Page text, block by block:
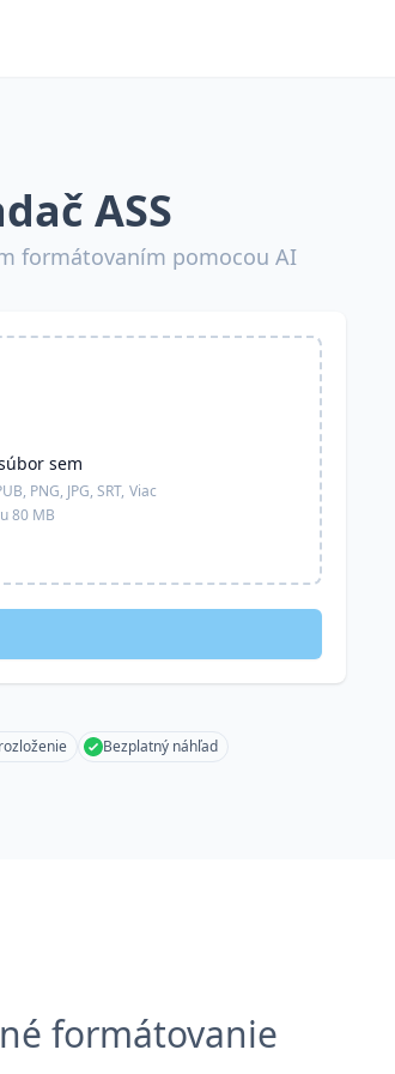
ASS
formátovaním pomocou AI
sem
PNG, JPG, SRT, Viac
80 MB
Bezplatný náhľad
formátovanie